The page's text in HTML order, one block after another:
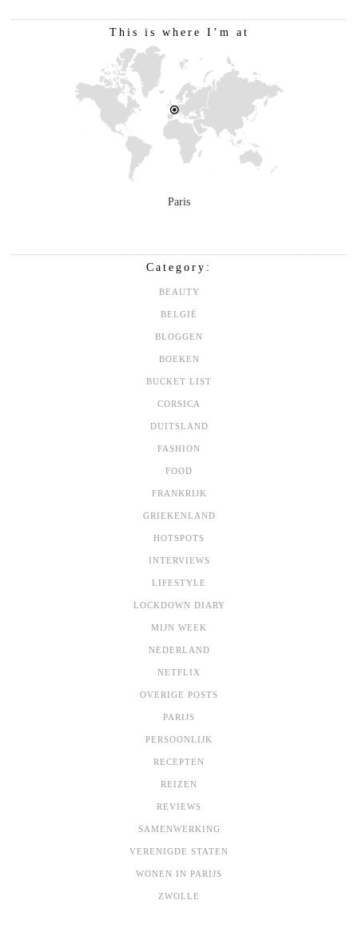
This is where I’m at
Paris
Category:
BEAUTY
BELGIË
BLOGGEN
BOEKEN
BUCKET LIST
CORSICA
DUITSLAND
FASHION
FOOD
FRANKRIJK
GRIEKENLAND
HOTSPOTS
INTERVIEWS
LIFESTYLE
LOCKDOWN DIARY
MIJN WEEK
NEDERLAND
NETFLIX
OVERIGE POSTS
PARIJS
PERSOONLIJK
RECEPTEN
REIZEN
REVIEWS
SAMENWERKING
VERENIGDE STATEN
WONEN IN PARIJS
ZWOLLE